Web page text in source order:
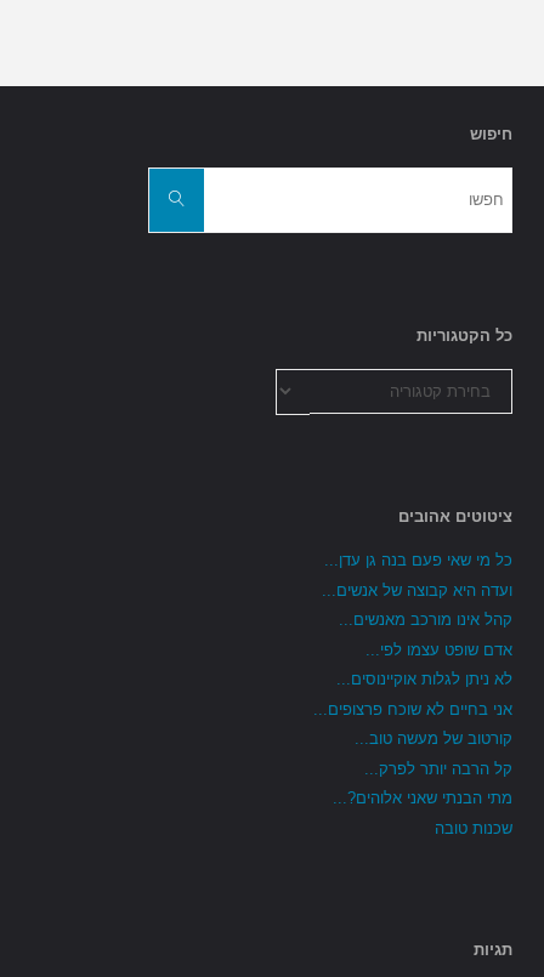
חיפוש
חפשו
כל הקטגוריות
הקטגוריות
ציטוטים אהובים
כל מי שאי פעם בנה גן עדן...
ועדה היא קבוצה של אנשים...
קהל אינו מורכב מאנשים...
אדם שופט עצמו לפי...
לא ניתן לגלות אוקיינוסים...
אני בחיים לא שוכח פרצופים...
קורטוב של מעשה טוב...
קל הרבה יותר לפרק...
מתי הבנתי שאני אלוהים?...
שכנות טובה
תגיות